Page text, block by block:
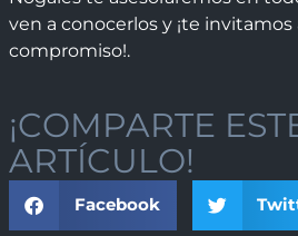
ven a conocerlos y ¡te invitamos
compromiso!.
¡COMPARTE
ARTÍCULO!
Facebook